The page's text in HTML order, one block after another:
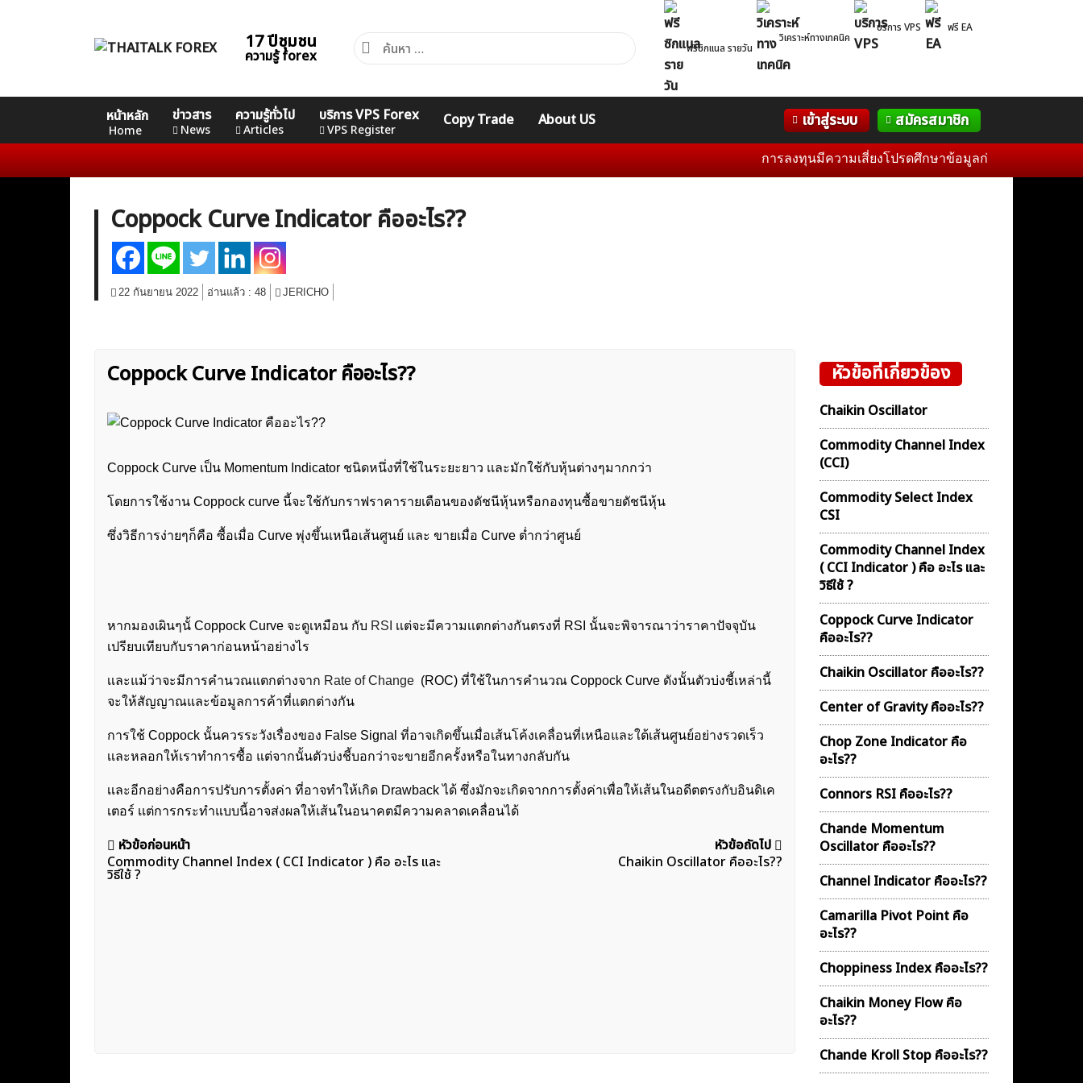
17 ปีชุมชน
ความรู้ forex
ค้นหา
สำหรับ:
ฟรีซิกแนล รายวัน
วิเคราะห์ทางเทคนิค
บริการ VPS ฟรี EA
หน้าหลัก
Home
ข่าวสาร
News
ความรู้ทั่วไป
Articles
บริการ VPS Forex
VPS Register
Copy Trade About US เข้าสู่ระบบ สมัครสมาชิก
VPS Register
ค้นหา
สำหรับ:
คอร์ส
Basic
คอร์ส
Advance
คอร์ส
Professional
คอร์ส
Expert Indicators
WelTrade กิจกรรม
ฟอรั่ม
การลงทุนมีความเสี่ยงโปรดศึกษาข้อมูลก่อนการตัดสินใจลง
Coppock Curve Indicator คืออะไร??
22 กันยายน 2022 อ่านแล้ว : 48 JERICHO
Coppock Curve Indicator คืออะไร??
Coppock Curve เป็น Momentum Indicator ชนิดหนึ่งที่ใช้ในระยะยาว เเละมักใช้กับหุ้นต่างๆมากกว่า
โดยการใช้งาน Coppock curve นี้จะใช้กับกราฟราคารายเดือนของดัชนีหุ้นหรือกองทุนซื้อขายดัชนีหุ้น
ซึ่งวิธีการง่ายๆก็คือ ซื้อเมื่อ Curve พุ่งขึ้นเหนือเส้นศูนย์ และ ขายเมื่อ Curve ต่ำกว่าศูนย์
หากมองเผินๆนั้ Coppock Curve จะดูเหมือน กับ RSI เเต่จะมีความเเตกต่างกันตรงที่ RSI นั้นจะพิจารณาว่าราคาปัจจุบัน
เปรียบเทียบกับราคาก่อนหน้าอย่างไร
เเละแม้ว่าจะมีการคำนวณแตกต่างจาก Rate of Change (ROC) ที่ใช้ในการคำนวณ Coppock Curve ดังนั้นตัวบ่งชี้เหล่านี้
จะให้สัญญาณและข้อมูลการค้าที่แตกต่างกัน
การใช้ Coppock นั้นควรระวังเรื่องของ False Signal ที่อาจเกิดขึ้นเมื่อเส้นโค้งเคลื่อนที่เหนือและใต้เส้นศูนย์อย่างรวดเร็ว
เเละหลอกให้เราทำการซื้อ แต่จากนั้นตัวบ่งชี้บอกว่าจะขายอีกครั้งหรือในทางกลับกัน
เเละอีกอย่างคือการปรับการตั้งค่า ที่อาจทำให้เกิด Drawback ได้ ซึ่งมักจะเกิดจากการตั้งค่าเพื่อให้เส้นในอดีตตรงกับอินดิเค
เตอร์ เเต่การกระทำแบบนี้อาจส่งผลให้เส้นในอนาคตมีความคลาดเคลื่อนได้
แนะแนว
เรื่อง
หัวข้อก่อนหน้า
Commodity Channel Index ( CCI Indicator ) คือ อะไร และ
วิธีใช้ ?
หัวข้อถัดไป
Chaikin Oscillator คืออะไร??
หัวข้อที่เกี่ยวข้อง
Chaikin Oscillator
Commodity Channel Index
(CCI)
Commodity Select Index
CSI
Commodity Channel Index
( CCI Indicator ) คือ อะไร และ
วิธีใช้ ?
Coppock Curve Indicator
คืออะไร??
Chaikin Oscillator คืออะไร??
Center of Gravity คืออะไร??
Chop Zone Indicator คือ
อะไร??
Connors RSI คืออะไร??
Chande Momentum
Oscillator คืออะไร??
Channel Indicator คืออะไร??
Camarilla Pivot Point คือ
อะไร??
Choppiness Index คืออะไร??
Chaikin Money Flow คือ
อะไร??
Chande Kroll Stop คืออะไร??